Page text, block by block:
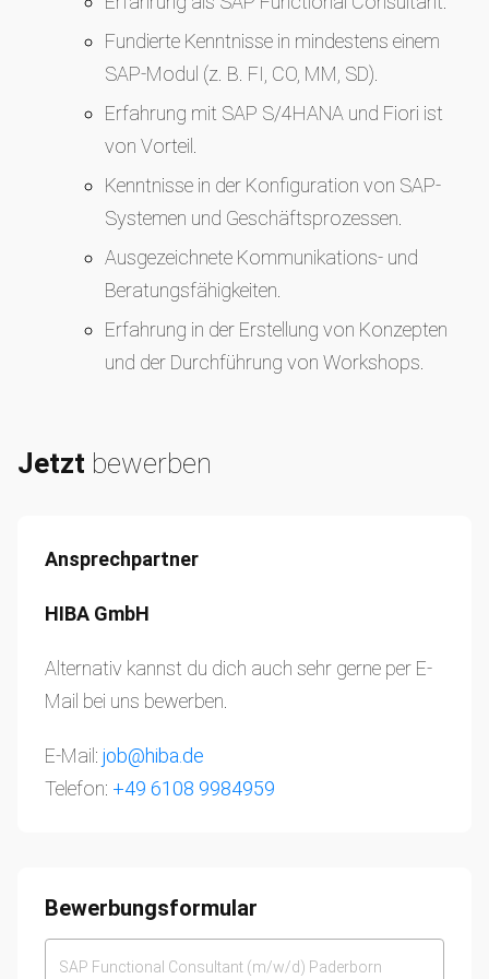
Fundierte Kenntnisse in mindestens einem
SAP-Modul (z. B. FI, CO, MM, SD).
Erfahrung mit SAP S/4HANA und Fiori ist
von Vorteil.
Kenntnisse in der Konfiguration von SAP-
Systemen und Geschäftsprozessen.
Ausgezeichnete Kommunikations- und
Beratungsfähigkeiten.
Erfahrung in der Erstellung von Konzepten
und der Durchführung von Workshops.
Jetzt bewerben
Ansprechpartner
HIBA GmbH
Alternativ kannst du dich auch sehr gerne per E-
Mail bei uns bewerben.
E-Mail: job@hiba.de
Telefon: +49 6108 9984959
Bewerbungsformular